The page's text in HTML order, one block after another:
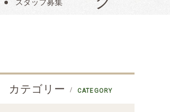
スタッフ募集
カテゴリー CATEGORY